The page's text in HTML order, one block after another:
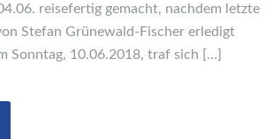
reisefertig gemacht, nachdem letzte
Stefan Grünewald-Fischer erledigt
Sonntag, 10.06.2018, traf sich […]